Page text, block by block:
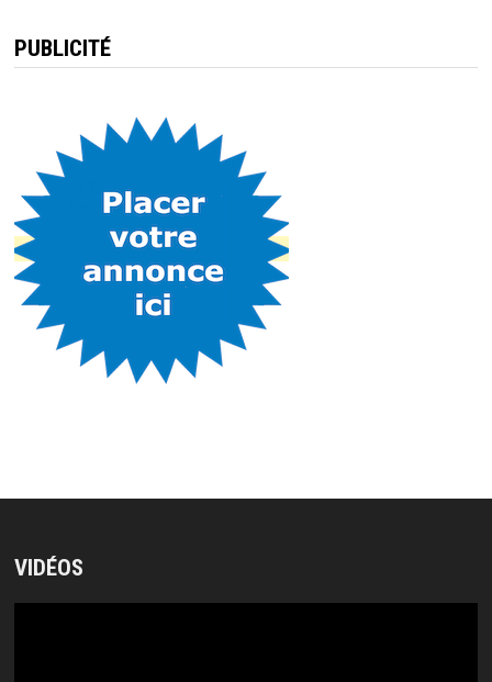
PUBLICITÉ
VIDÉOS